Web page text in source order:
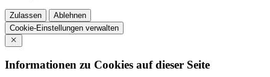
Zulassen
Ablehnen
Cookie-Einstellungen verwalten
Informationen zu Cookies auf dieser Seite